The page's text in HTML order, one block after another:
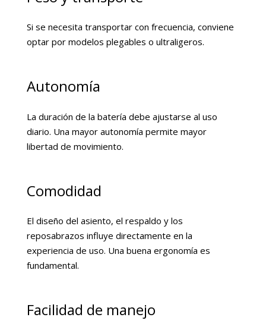
Si se necesita transportar con frecuencia, conviene
optar por modelos plegables o ultraligeros.
Autonomía
La duración de la batería debe ajustarse al uso
diario. Una mayor autonomía permite mayor
libertad de movimiento.
Comodidad
El diseño del asiento, el respaldo y los
reposabrazos influye directamente en la
experiencia de uso. Una buena ergonomía es
fundamental.
Facilidad de manejo